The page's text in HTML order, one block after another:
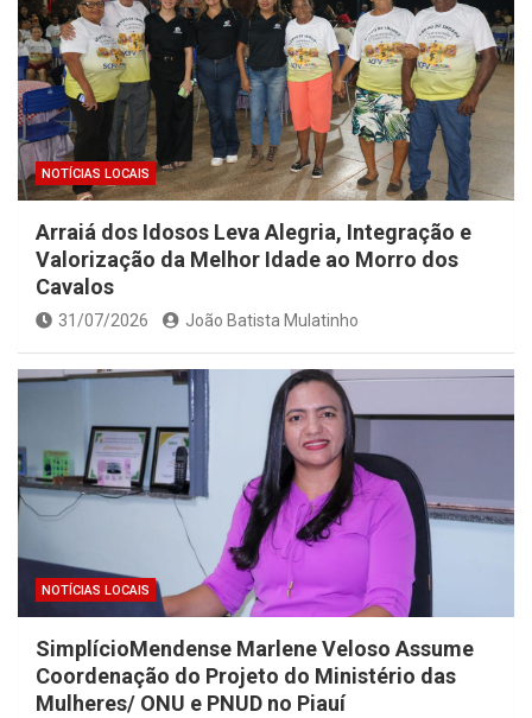
NOTÍCIAS LOCAIS
Arraiá dos Idosos Leva Alegria, Integração e
Valorização da Melhor Idade ao Morro dos
Cavalos
31/07/2026 João Batista Mulatinho
NOTÍCIAS LOCAIS
SimplícioMendense Marlene Veloso Assume
Coordenação do Projeto do Ministério das
Mulheres/ ONU e PNUD no Piauí